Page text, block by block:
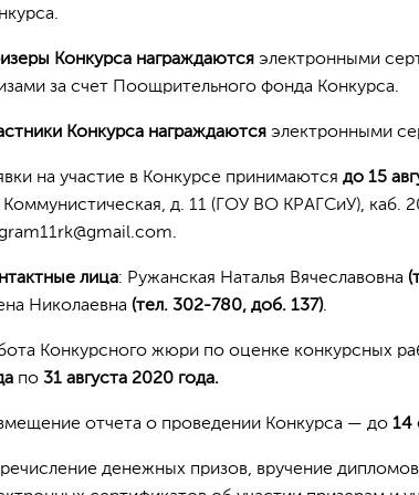
Конкурса награждаются электронными
за счет Поощрительного фонда Конкурса.
Конкурса награждаются электронными
на участие в Конкурсе принимаются до 15
Коммунистическая, д. 11 (ГОУ ВО КРАГСиУ), каб.
лица: Ружанская Наталья Вячеславовна
Николаевна (тел. 302-780, доб. 137).
Конкурсного жюри по оценке конкурсных
по 31 августа 2020 года.
отчета о проведении Конкурса — до 14
денежных призов, вручение